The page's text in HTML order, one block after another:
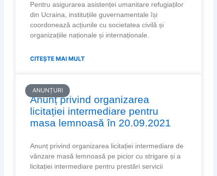
Pentru asigurarea asistenței umanitare refugiaților
din Ucraina, instituțiile guvernamentale își
coordonează acțiunile cu societatea civilă și
organizațiile naționale și internaționale.
CITEȘTE MAI MULT
ANUNȚURI
Anunț privind organizarea
licitației intermediare pentru
masa lemnoasă în 20.09.2021
Anunț privind organizarea licitației intermediare de
vânzare masă lemnoasă pe picior cu strigare și a
licitației intermediare pentru prestări servicii